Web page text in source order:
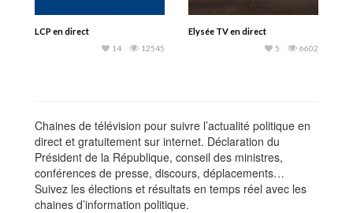
LCP en direct
12545
14
Elysée TV en direct
6602
5
Chaines de télévision pour suivre l’actualité politique en
direct et gratuitement sur internet. Déclaration du
Président de la République, conseil des ministres,
conférences de presse, discours, déplacements…
Suivez les élections et résultats en temps réel avec les
chaines d’information politique.